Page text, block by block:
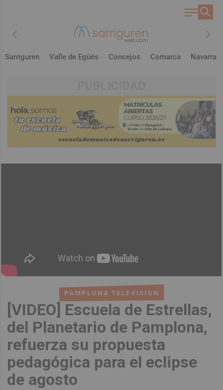
chevron_left chevron_right
Sarriguren Valle de Egüés Concejos Comarca Navarra
PAMPLONA TELEVISIÓN
[VIDEO] Escuela de Estrellas,
del Planetario de Pamplona,
refuerza su propuesta
pedagógica para el eclipse
de agosto